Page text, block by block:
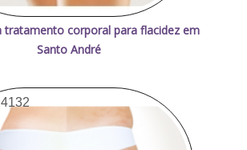
tratamento corporal para flacidez em
Santo André
4132